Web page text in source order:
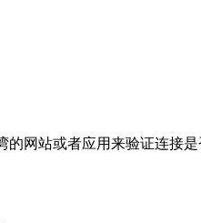
网站或者应用来验证连接是